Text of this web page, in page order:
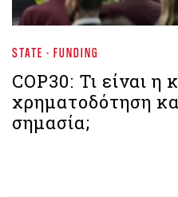
STATE - FUNDING
COP30: Τι είναι η
χρηματοδότηση
σημασία;